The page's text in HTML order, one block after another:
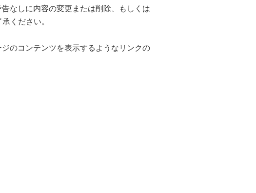
なしに内容の変更または削除、もしくは
ください。
のコンテンツを表示するようなリンクの